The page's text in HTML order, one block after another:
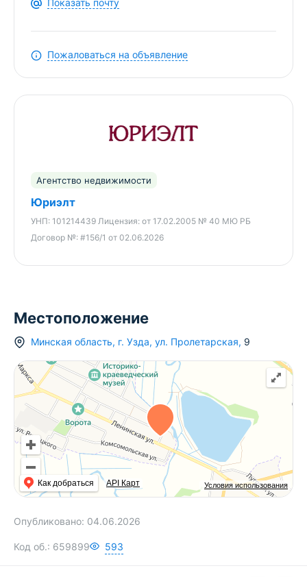
Показать почту
Пожаловаться на объявление
Агентство недвижимости
Юриэлт
УНП: 101214439 Лицензия: от 17.02.2005 № 40 МЮ РБ
Договор №: #156/1 от 02.06.2026
Местоположение
Минская область, г. Узда, ул. Пролетарская, 9
Условия использования
Как добраться API Карт
Опубликовано: 04.06.2026
Код об.: 659899 593